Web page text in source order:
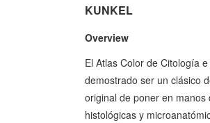
KUNKEL
Overview
El Atlas Color de Citología
demostrado ser un clásico
original de poner en
histológicas y